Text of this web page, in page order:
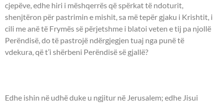
cjepëve, edhe hiri i mëshqerrës që spërkat të ndoturit,
shenjtëron për pastrimin e mishit, sa më tepër gjaku i Krishtit, i
cili me anë të Frymës së përjetshme i blatoi veten e tij pa njollë
Perëndisë, do të pastrojë ndërgjegjen tuaj nga punë të
vdekura, që t’i shërbeni Perëndisë së gjallë?
Edhe ishin në udhë duke u ngjitur në Jerusalem; edhe Jisui